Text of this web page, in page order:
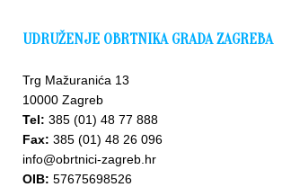
UDRUŽENJE OBRTNIKA GRADA ZAGREBA
Trg Mažuranića 13
10000 Zagreb
Tel: 385 (01) 48 77 888
Fax: 385 (01) 48 26 096
info@obrtnici-zagreb.hr
OIB: 57675698526